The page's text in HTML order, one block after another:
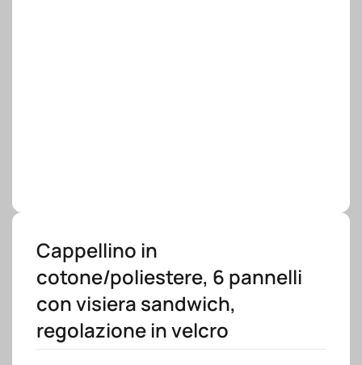
Cappellino in
cotone/poliestere, 6 pannelli
con visiera sandwich,
regolazione in velcro